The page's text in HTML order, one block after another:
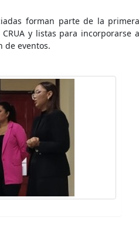
forman parte de la
y listas para
de eventos.